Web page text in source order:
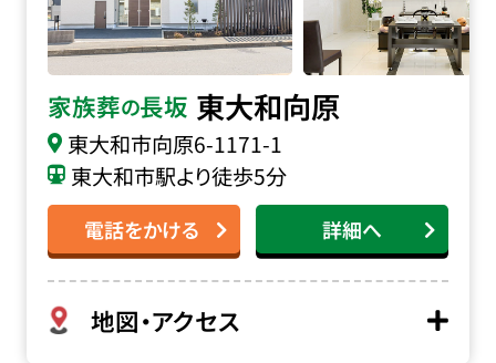
家族葬の長坂 東大和向原
東大和市向原6-1171-1
東大和市駅より徒歩5分
電話をかける 詳細へ
地図・アクセス